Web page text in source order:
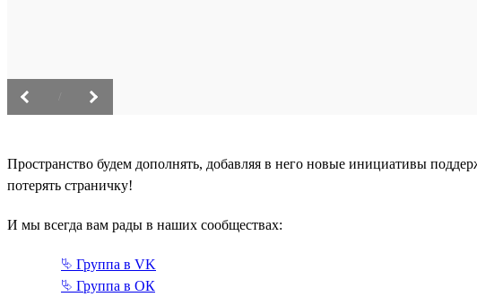
Пространство будем дополнять, добавляя в него новые инициативы
потерять страничку!
И мы всегда вам рады в наших сообществах:
⮱ Группа в VK
⮱ Группа в ОК